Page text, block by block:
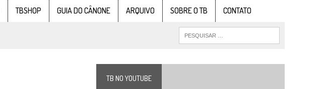
TBSHOP GUIA DO CÂNONE ARQUIVO SOBRE O TB CONTATO
TB NO YOUTUBE